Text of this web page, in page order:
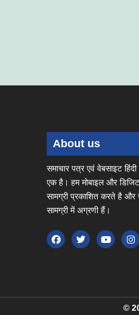
About us
समाचार पत्र एवं वेबसाइट
एक है। हम मोबाइल और
सामग्री प्रकाशित करते है और
सामग्री में अग्रणी हैं।
©